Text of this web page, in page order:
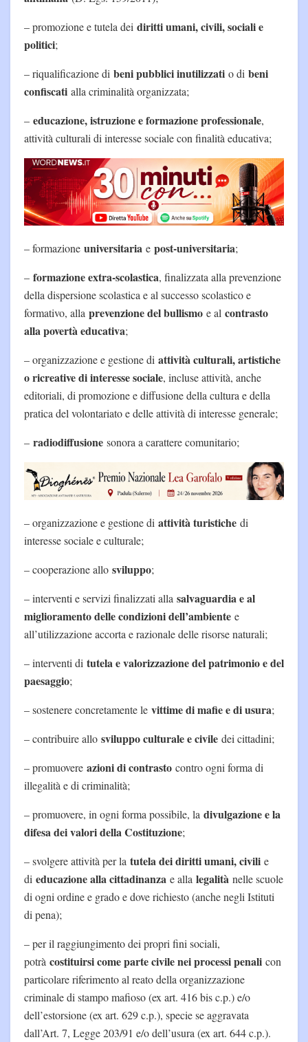
– promozione e tutela dei diritti umani, civili, sociali e
politici;
– riqualificazione di beni pubblici inutilizzati o di beni
confiscati alla criminalità organizzata;
– educazione, istruzione e formazione professionale,
attività culturali di interesse sociale con finalità educativa;
– formazione universitaria e post-universitaria;
– formazione extra-scolastica, finalizzata alla prevenzione
della dispersione scolastica e al successo scolastico e
formativo, alla prevenzione del bullismo e al contrasto
alla povertà educativa;
– organizzazione e gestione di attività culturali, artistiche
o ricreative di interesse sociale, incluse attività, anche
editoriali, di promozione e diffusione della cultura e della
pratica del volontariato e delle attività di interesse generale;
– radiodiffusione sonora a carattere comunitario;
– organizzazione e gestione di attività turistiche di
interesse sociale e culturale;
– cooperazione allo sviluppo;
– interventi e servizi finalizzati alla salvaguardia e al
miglioramento delle condizioni dell’ambiente e
all’utilizzazione accorta e razionale delle risorse naturali;
– interventi di tutela e valorizzazione del patrimonio e del
paesaggio;
– sostenere concretamente le vittime di mafie e di usura;
– contribuire allo sviluppo culturale e civile dei cittadini;
– promuovere azioni di contrasto contro ogni forma di
illegalità e di criminalità;
– promuovere, in ogni forma possibile, la divulgazione e la
difesa dei valori della Costituzione;
– svolgere attività per la tutela dei diritti umani, civili e
di educazione alla cittadinanza e alla legalità nelle scuole
di ogni ordine e grado e dove richiesto (anche negli Istituti
di pena);
– per il raggiungimento dei propri fini sociali,
potrà costituirsi come parte civile nei processi penali con
particolare riferimento al reato della organizzazione
criminale di stampo mafioso (ex art. 416 bis c.p.) e/o
dell’estorsione (ex art. 629 c.p.), specie se aggravata
dall’Art. 7, Legge 203/91 e/o dell’usura (ex art. 644 c.p.).